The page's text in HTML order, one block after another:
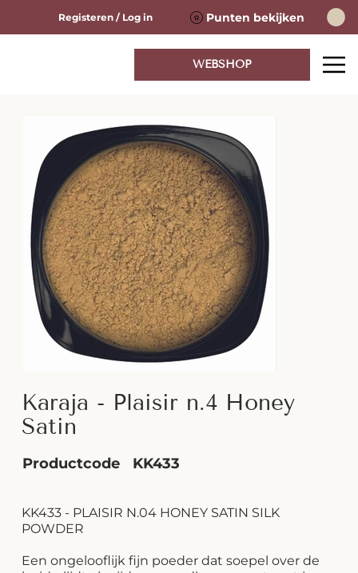
Punten bekijken
Registeren / Log in
WEBSHOP
Karaja - Plaisir n.4 Honey
Satin
Productcode KK433
KK433 - PLAISIR N.04 HONEY SATIN SILK
POWDER
Een ongelooflijk fijn poeder dat soepel over de